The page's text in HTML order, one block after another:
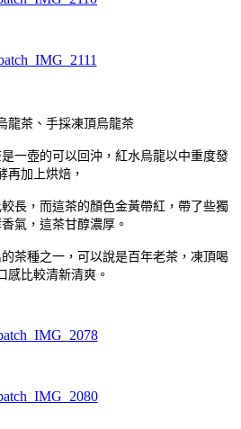
龍茶、手採凍頂烏龍茶
一壺的可以回沖，紅水烏龍以中重度發
再加上烘焙，
長，而這茶的顏色金黃帶紅，帶了些獨
氣，這茶甘醇濃厚。
茶種之一，可以說是百年老茶，凍頂喝
感比較清新清爽。